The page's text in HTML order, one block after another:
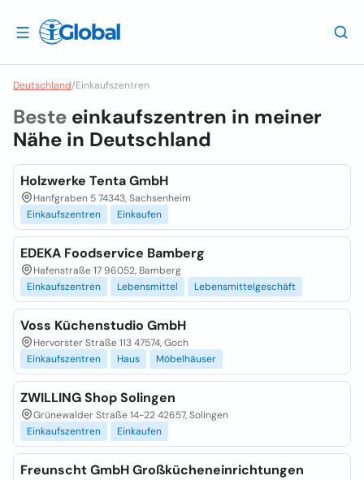
Deutschland/Einkaufszentren
Beste einkaufszentren in meiner
Nähe in Deutschland
Holzwerke Tenta GmbH
Hanfgraben 5 74343, Sachsenheim
Einkaufszentren
Einkaufen
EDEKA Foodservice Bamberg
Hafenstraße 17 96052, Bamberg
Einkaufszentren
Lebensmittel Lebensmittelgeschäft
Voss Küchenstudio GmbH
Hervorster Straße 113 47574, Goch
Einkaufszentren
Haus Möbelhäuser
ZWILLING Shop Solingen
Grünewalder Straße 14-22 42657, Solingen
Einkaufszentren
Einkaufen
Freunscht GmbH Großkücheneinrichtungen